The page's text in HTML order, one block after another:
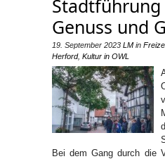
Stadtführung
Genuss und
19. September 2023 LM in
Herford, Kultur in OWL
Bei dem Gang durch die